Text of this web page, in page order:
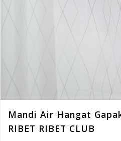
Mandi Air Hangat
RIBET RIBET CLUB